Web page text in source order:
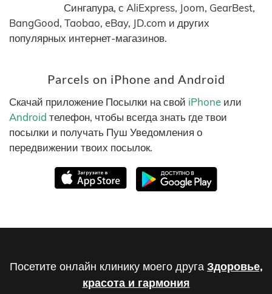
Сингапура, с AliExpress, Joom, GearBest,
BangGood, Taobao, eBay, JD.com и других
популярных интернет-магазинов.
Parcels on iPhone and Android
Скачай приложение Посылки на свой iPhone или
Android телефон, чтобы всегда знать где твои
посылки и получать Пуш Уведомления о
передвижении твоих посылок.
Посетите онлайн клинику моего друга Здоровье,
красота и гармония